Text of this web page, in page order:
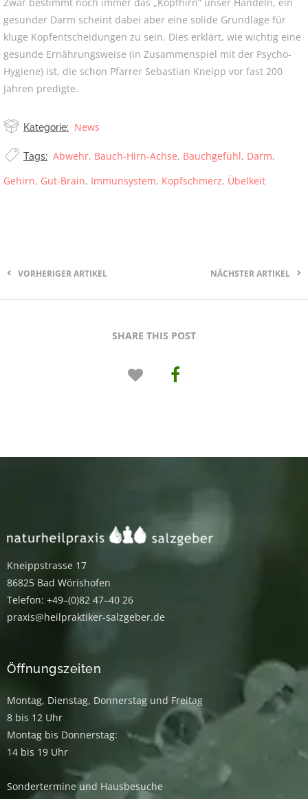
gesunder Darm scheint dabei aber eine solide Grundlage für
kluge Kopfentscheidungen zu sein. Dies erklärt, wie wichtig eine
gesunde Ernährungsweise (in Zusammenspiel mit der Psycho-
Hygiene) ist, die schon Pfarrer Sebastian Kneipp vor fast 200
Jahren predigte.
Kategorie: News
Tags: Abwehr, Bauch-Hirn-Achse, Bauchgefühl, Darm,
Gehirn, Gut-Brain, Immunsystem, Kopfschmerz, Übelkeit
VORHERIGER ARTIKEL NÄCHSTER ARTIKEL
SHARE THIS POST
Kneippstrasse 17
86825 Bad Wörishofen
Telefon: +49–(0)82 47–40 26
praxis@heilpraktiker-salzgeber.de
Öffnungszeiten
Montag, Dienstag, Donnerstag und Freitag
8 bis 12 Uhr
Montag bis Donnerstag:
14 bis 19 Uhr
Sondertermine und Hausbesuche